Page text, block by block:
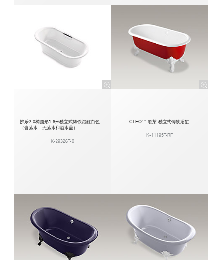
拂乐2.0椭圆形1.6米独立式铸铁浴缸白色
（含落水，无落水和溢水盖）
K-29326T-0
CLEO™ 歌莱 独立式铸铁浴缸
K-11195T-RF